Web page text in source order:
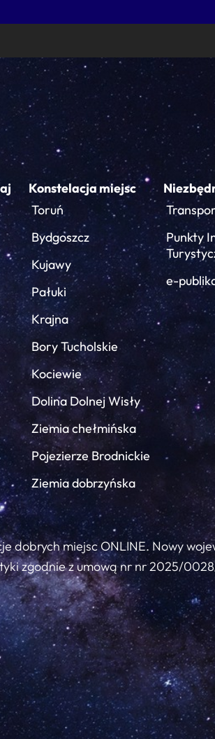
Konstelacja miejsc
Toruń
Bydgoszcz
Kujawy
Pałuki
Krajna
Bory Tucholskie
Kociewie
Dolina Dolnej Wisły
Ziemia chełmińska
Pojezierze Brodnickie
Ziemia dobrzyńska
Punkty
e-
dobrych miejsc ONLINE. Nowy
zgodnie z umową nr nr 2025/